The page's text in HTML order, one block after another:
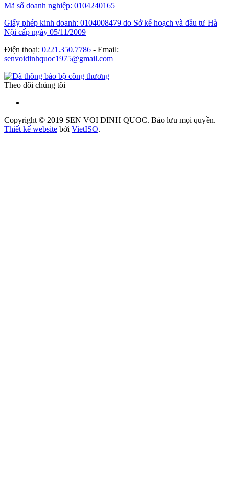
Mã số doanh nghiệp: 0104240165
Giấy phép kinh doanh: 0104008479 do Sở kế hoạch và đầu tư Hà
Nội cấp ngày 05/11/2009
Điện thoại: 0221.350.7786 - Email:
senvoidinhquoc1975@gmail.com
Theo dõi chúng tôi
Copyright © 2019 SEN VOI DINH QUOC. Bảo lưu mọi quyền.
Thiết kế website bởi VietISO.